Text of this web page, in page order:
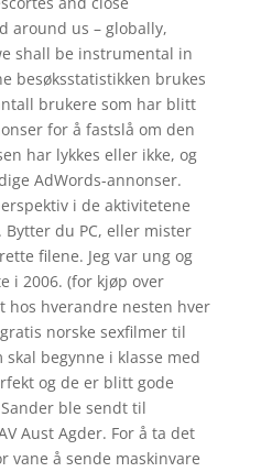
around us – globally,
shall be instrumental in
besøksstatistikken brukes
brukere som har blitt
for å fastslå om den
har lykkes eller ikke, og
AdWords-annonser.
i de aktivitetene
du PC, eller mister
filene. Jeg var ung og
i 2006. (for kjøp over
hos hverandre nesten hver
norske sexfilmer til
begynne i klasse med
og de er blitt gode
ble sendt til
Aust Agder. For å ta det
vane å sende maskinvare